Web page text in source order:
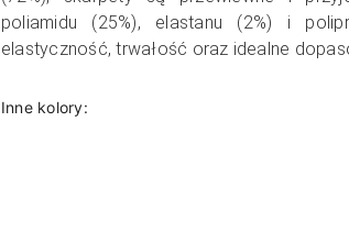
poliamidu (25%), elastanu (2%) i
elastyczność, trwałość oraz idealne
Inne kolory: